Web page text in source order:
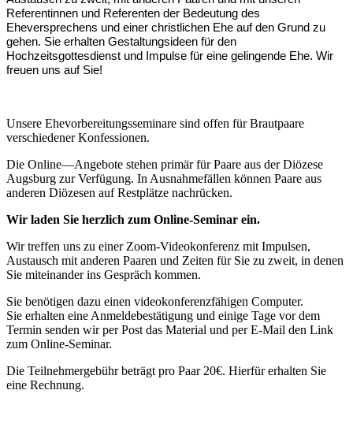
Referentinnen und Referenten der Bedeutung des
Eheversprechens und einer christlichen Ehe auf den Grund zu
gehen. Sie erhalten Gestaltungsideen für den
Hochzeitsgottesdienst und Impulse für eine gelingende Ehe. Wir
freuen uns auf Sie!
Unsere Ehevorbereitungsseminare sind offen für Brautpaare
verschiedener Konfessionen.
Die Online—Angebote stehen primär für Paare aus der Diözese
Augsburg zur Verfügung. In Ausnahmefällen können Paare aus
anderen Diözesen auf Restplätze nachrücken.
Wir laden Sie herzlich zum Online-Seminar ein.
Wir treffen uns zu einer Zoom-Videokonferenz mit Impulsen,
Austausch mit anderen Paaren und Zeiten für Sie zu zweit, in denen
Sie miteinander ins Gespräch kommen.
Sie benötigen dazu einen videokonferenzfähigen Computer.
Sie erhalten eine Anmeldebestätigung und einige Tage vor dem
Termin senden wir per Post das Material und per E-Mail den Link
zum Online-Seminar.
Die Teilnehmergebühr beträgt pro Paar 20€. Hierfür erhalten Sie
eine Rechnung.